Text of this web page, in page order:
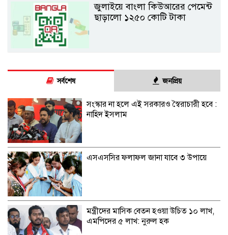
জুলাইয়ে বাংলা কিউআরের পেমেন্ট
ছাড়ালো ১২৫০ কোটি টাকা
সর্বশেষ জনপ্রিয়
সংস্কার না হলে এই সরকারও স্বৈরাচারী হবে :
নাহিদ ইসলাম
এসএসসির ফলাফল জানা যাবে ৩ উপায়ে
মন্ত্রীদের মাসিক বেতন হওয়া উচিত ১০ লাখ,
এমপিদের ৫ লাখ: নুরুল হক